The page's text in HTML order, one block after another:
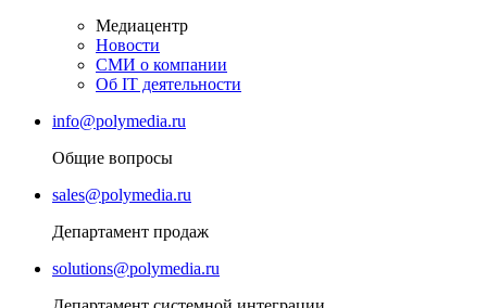
Медиацентр
Новости
СМИ о компании
Об IT деятельности
info@polymedia.ru
Общие вопросы
sales@polymedia.ru
Департамент продаж
solutions@polymedia.ru